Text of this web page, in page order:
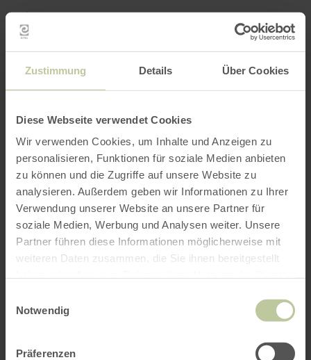
Zustimmung Details Über Cookies
Diese Webseite verwendet Cookies
Wir verwenden Cookies, um Inhalte und Anzeigen zu
personalisieren, Funktionen für soziale Medien anbieten
zu können und die Zugriffe auf unsere Website zu
analysieren. Außerdem geben wir Informationen zu Ihrer
Verwendung unserer Website an unsere Partner für
soziale Medien, Werbung und Analysen weiter. Unsere
Partner führen diese Informationen möglicherweise mit
weiteren Daten zusammen, die Sie ihnen bereitgestellt
Notwendig
Präferenzen
INTERAKTIVE KARTE
Filter öffnen